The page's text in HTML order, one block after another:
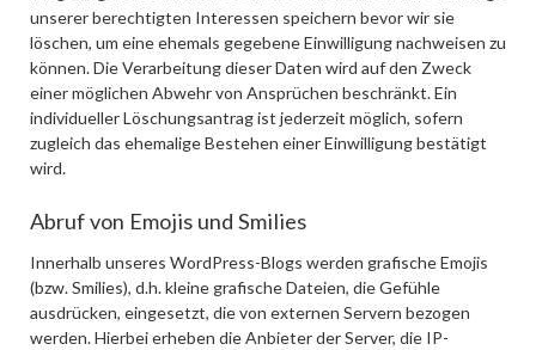
unserer berechtigten Interessen speichern bevor wir sie
löschen, um eine ehemals gegebene Einwilligung nachweisen zu
können. Die Verarbeitung dieser Daten wird auf den Zweck
einer möglichen Abwehr von Ansprüchen beschränkt. Ein
individueller Löschungsantrag ist jederzeit möglich, sofern
zugleich das ehemalige Bestehen einer Einwilligung bestätigt
wird.
Abruf von Emojis und Smilies
Innerhalb unseres WordPress-Blogs werden grafische Emojis
(bzw. Smilies), d.h. kleine grafische Dateien, die Gefühle
ausdrücken, eingesetzt, die von externen Servern bezogen
werden. Hierbei erheben die Anbieter der Server, die IP-